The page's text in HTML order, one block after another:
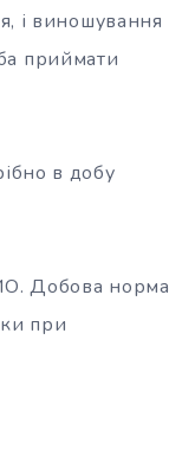
і виношування
приймати
в добу
Добова норма
при